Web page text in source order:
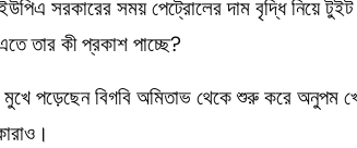
সরকারের সময় পেট্রোলের দাম বৃদ্ধি নিয়ে
তার কী প্রকাশ পাচ্ছে?
মুখে পড়েছেন বিগবি অমিতাভ থেকে শুরু করে অনুপম